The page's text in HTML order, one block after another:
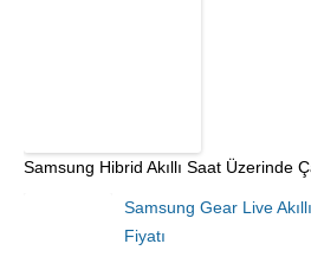
Samsung Hibrid Akıllı Saat Üzerinde
Samsung Gear Live
Fiyatı